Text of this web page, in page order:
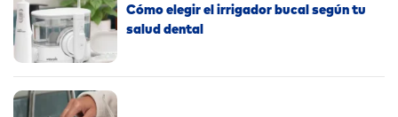
Cómo elegir el irrigador bucal según tu
salud dental